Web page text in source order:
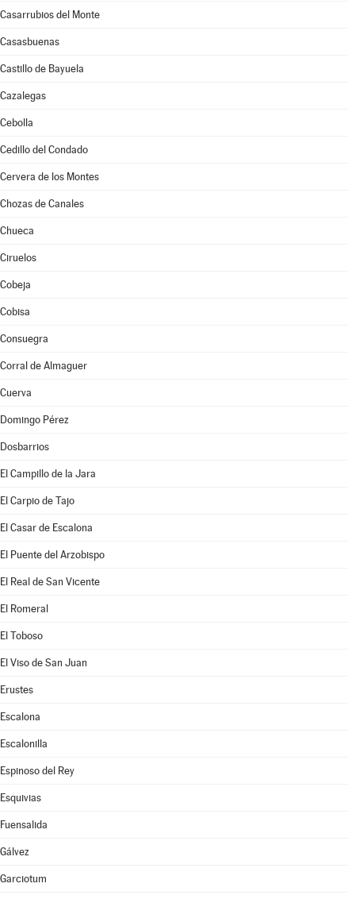
Casarrubios del Monte
Casasbuenas
Castillo de Bayuela
Cazalegas
Cebolla
Cedillo del Condado
Cervera de los Montes
Chozas de Canales
Chueca
Ciruelos
Cobeja
Cobisa
Consuegra
Corral de Almaguer
Cuerva
Domingo Pérez
Dosbarrios
El Campillo de la Jara
El Carpio de Tajo
El Casar de Escalona
El Puente del Arzobispo
El Real de San Vicente
El Romeral
El Toboso
El Viso de San Juan
Erustes
Escalona
Escalonilla
Espinoso del Rey
Esquivias
Fuensalida
Gálvez
Garciotum